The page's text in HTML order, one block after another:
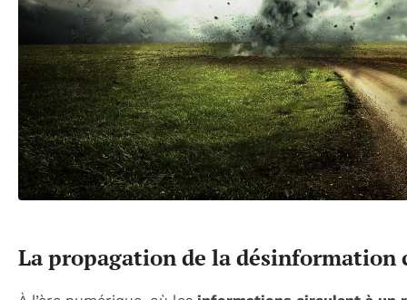
La propagation de la désinformation